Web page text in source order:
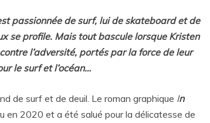
passionnée de surf, lui de skateboard et de
se profile. Mais tout bascule lorsque Kristen
l’adversité, portés par la force de leur
le surf et l’océan…
de surf et de deuil. Le roman graphique In
en 2020 et a été salué pour la délicatesse de